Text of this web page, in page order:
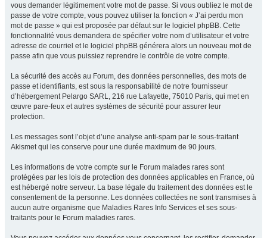
vous demander légitimement votre mot de passe. Si vous oubliez le mot de
passe de votre compte, vous pouvez utiliser la fonction « J’ai perdu mon
mot de passe » qui est proposée par défaut sur le logiciel phpBB. Cette
fonctionnalité vous demandera de spécifier votre nom d’utilisateur et votre
adresse de courriel et le logiciel phpBB générera alors un nouveau mot de
passe afin que vous puissiez reprendre le contrôle de votre compte.
La sécurité des accès au Forum, des données personnelles, des mots de
passe et identifiants, est sous la responsabilité de notre fournisseur
d’hébergement Pelargo SARL, 216 rue Lafayette, 75010 Paris, qui met en
œuvre pare-feux et autres systèmes de sécurité pour assurer leur
protection.
Les messages sont l’objet d’une analyse anti-spam par le sous-traitant
Akismet qui les conserve pour une durée maximum de 90 jours.
Les informations de votre compte sur le Forum malades rares sont
protégées par les lois de protection des données applicables en France, où
est hébergé notre serveur. La base légale du traitement des données est le
consentement de la personne. Les données collectées ne sont transmises à
aucun autre organisme que Maladies Rares Info Services et ses sous-
traitants pour le Forum maladies rares.